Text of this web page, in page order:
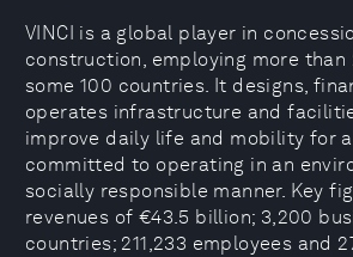
VINCI is a global player in
construction, employing more than
some 100 countries. It designs,
operates infrastructure and
improve daily life and mobility for
committed to operating in an
socially responsible manner. Key
revenues of €43.5 billion; 3,200
countries; 211,233 employees and